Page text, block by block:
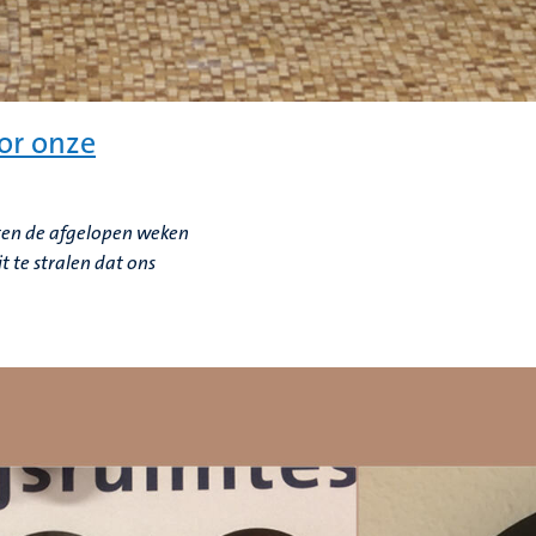
onze
de afgelopen weken
te stralen dat ons